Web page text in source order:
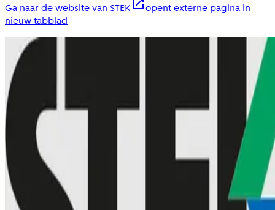
Ga naar de website van STEK
opent externe pagina in
nieuw tabblad